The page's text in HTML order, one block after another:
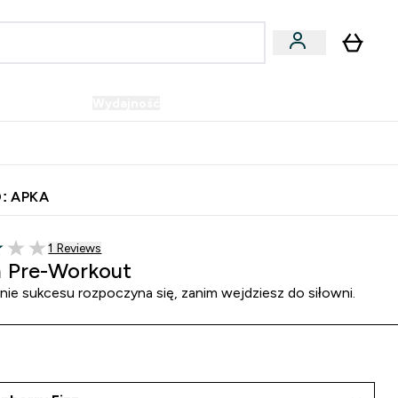
APKA
stars
1 customer reviews
1 Reviews
Pre-Workout
sukcesu rozpoczyna się, zanim wejdziesz do siłowni.